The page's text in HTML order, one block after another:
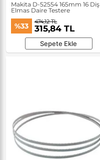
Makita D-52554 165mm 16 Diş
Elmas Daire Testere
%33 474,12 TL
315,84 TL
Sepete Ekle